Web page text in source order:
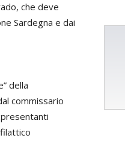
che deve
Sardegna e dai
della
commissario